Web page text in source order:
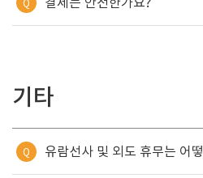
Q
기타
Q 유람선사 및 외도 휴무는 어